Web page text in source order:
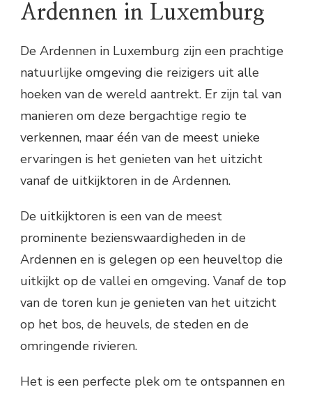
Ardennen in Luxemburg
De Ardennen in Luxemburg zijn een prachtige
natuurlijke omgeving die reizigers uit alle
hoeken van de wereld aantrekt. Er zijn tal van
manieren om deze bergachtige regio te
verkennen, maar één van de meest unieke
ervaringen is het genieten van het uitzicht
vanaf de uitkijktoren in de Ardennen.
De uitkijktoren is een van de meest
prominente bezienswaardigheden in de
Ardennen en is gelegen op een heuveltop die
uitkijkt op de vallei en omgeving. Vanaf de top
van de toren kun je genieten van het uitzicht
op het bos, de heuvels, de steden en de
omringende rivieren.
Het is een perfecte plek om te ontspannen en